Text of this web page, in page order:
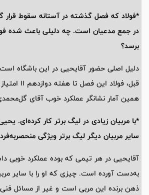
*فولاد که فصل گذشته در آستانه سقوط قرار
در جمع مدعیان است. چه دلیلی باعث شده
برسد؟
دلیل اصلی حضور آقایحیی در این باشگاه
قبل، فولاد
همین آمار نشانگر عملکرد خوب آقای
*با مربیان زیادی در لیگ برتر کار کرده‌ای.
سایر مربیان دیگر لیگ برتر ویژگی
آقایحیی در هر تیمی که بوده عملکرد خوبی
به‌دست آورده است. چیزی که او را با سایر
ذهن برنده این مربی است و غیر از مسائل